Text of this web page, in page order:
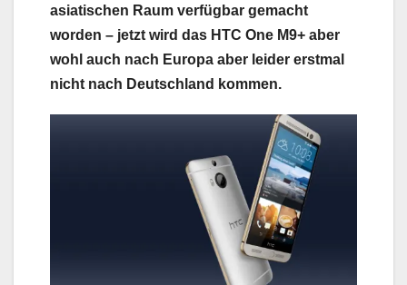
asiatischen Raum verfügbar gemacht
worden – jetzt wird das HTC One M9+ aber
wohl auch nach Europa aber leider erstmal
nicht nach Deutschland kommen.